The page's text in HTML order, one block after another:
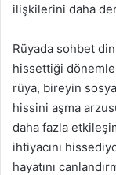
ilişkilerini daha
Rüyada sohbet
hissettiği
rüya, bireyin
hissini aşma
daha fazla
ihtiyacını
hayatını